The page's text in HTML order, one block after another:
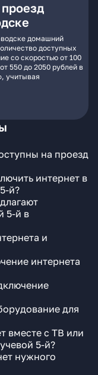
домашний
доступных
со скоростью от 100
550 до 2050 рублей в
учитывая
на проезд
интернет в
й?
5-й в
и
интернета
для
вместе с ТВ или
5-й?
нужного